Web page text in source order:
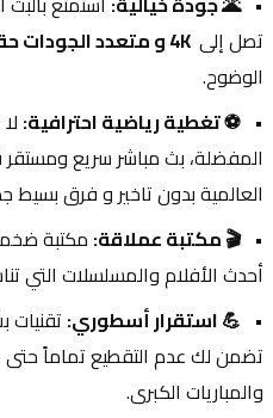
تصل إلى
الوضوح.
⚽ تغطية رياضية احترافية:
العالمية بدون تاخير و فرق بسيط
🎬 مكتبة عملاقة:
أحدث الأفلام والمسلسلات التي
💪 استقرار أسطوري:
والمباريات الكبرى.